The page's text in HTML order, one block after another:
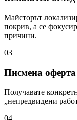
Майсторът
покрив, а се
причини.
03
Писмена
Получавате
„непредвидени
04